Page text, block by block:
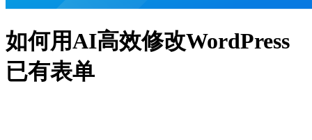
如何用AI高效修改WordPress
已有表单